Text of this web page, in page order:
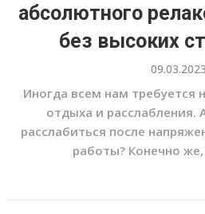
абсолютного
без высоких
09.03.2023
Иногда всем нам требуется
отдыха и расслабления.
расслабиться после
работы? Конечно же,